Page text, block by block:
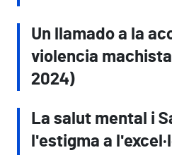
Un llamado a la
violencia
2024)
La salut mental i
l'estigma a